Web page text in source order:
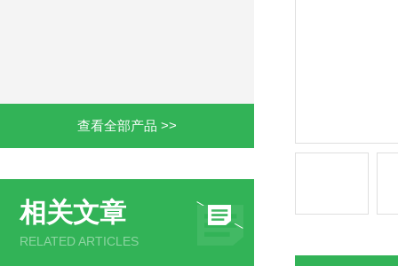
查看全部产品 >>
相关文章
RELATED ARTICLES